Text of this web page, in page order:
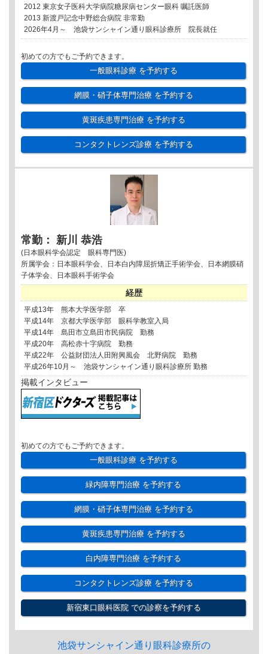
2012 東京女子医科大学病院糖尿病センター眼科 嘱託医師
2013 新渡戸記念中野総合病院 非常勤
2026年4月～ 池袋サンシャイン通り眼科診療所 院長就任
初めての方でもご予約できます。
一般眼科診療を予約する
網膜・硝子体専門治療を予約する
黄斑疾患専門治療を予約する
コンタクトレンズ診療を予約する
常勤： 新川 恭浩
(日本眼科学会認定 眼科専門医)
所属学会：日本眼科学会、日本白内障屈折矯正手術学会、日本網膜硝
子体学会、日本眼科手術学会
経歴
平成13年 熊本大学医学部 卒
平成14年 京都大学医学部 眼科学教室入局
平成14年 島田市立島田市民病院 勤務
平成20年 高松赤十字病院 勤務
平成22年 公益財団法人田附興風会 北野病院 勤務
平成26年10月～ 池袋サンシャイン通り眼科診療所 勤務
掲載インタビュー
初めての方でもご予約できます。
一般眼科診療を予約する
緑内障専門治療 を予約する
網膜・硝子体専門治療を予約する
黄斑疾患専門治療を予約する
白内障専門治療 を予約する
コンタクトレンズ診療を予約する
新宿東口眼科医院での診察を予約する
池袋サンシャイン通り眼科診療所の